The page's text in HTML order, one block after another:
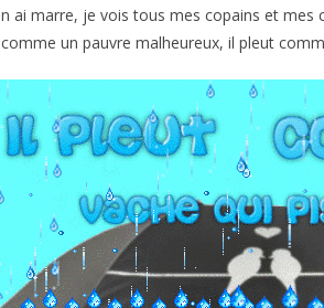
ai marre, je vois tous mes copains et
comme un pauvre malheureux, il pleut